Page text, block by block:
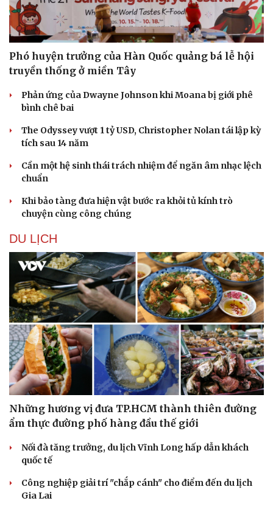
Phó huyện trưởng của Hàn Quốc quảng bá lễ hội
truyền thống ở miền Tây
Phản ứng của Dwayne Johnson khi Moana bị giới phê
bình chê bai
The Odyssey vượt 1 tỷ USD, Christopher Nolan tái lập kỳ
tích sau 14 năm
Cần một hệ sinh thái trách nhiệm để ngăn âm nhạc lệch
chuẩn
Khi bảo tàng đưa hiện vật bước ra khỏi tủ kính trò
chuyện cùng công chúng
DU LỊCH
Những hương vị đưa TP.HCM thành thiên đường
ẩm thực đường phố hàng đầu thế giới
Nối đà tăng trưởng, du lịch Vĩnh Long hấp dẫn khách
quốc tế
Công nghiệp giải trí "chắp cánh" cho điểm đến du lịch
Gia Lai